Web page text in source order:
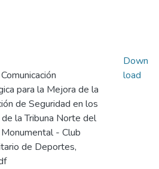
para la Mejora de la
de Seguridad en los
de la Tribuna Norte del
- Club
de Deportes,
Down
load